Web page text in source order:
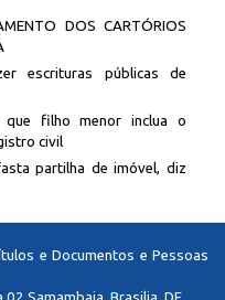
DOS CARTÓRIOS
escrituras públicas de
filho menor inclua o
civil
partilha de imóvel, diz
e Documentos e Pessoas